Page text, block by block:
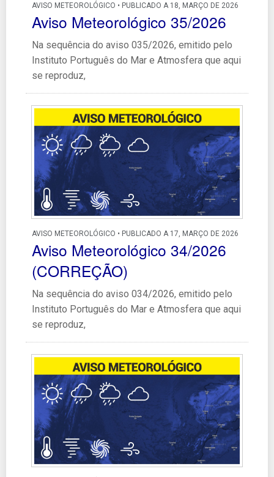
AVISO METEOROLÓGICO • PUBLICADO A 18, MARÇO DE 2026
Aviso Meteorológico 35/2026
Na sequência do aviso 035/2026, emitido pelo
Instituto Português do Mar e Atmosfera que aqui
se reproduz,
AVISO METEOROLÓGICO • PUBLICADO A 17, MARÇO DE 2026
Aviso Meteorológico 34/2026
(CORREÇÃO)
Na sequência do aviso 034/2026, emitido pelo
Instituto Português do Mar e Atmosfera que aqui
se reproduz,